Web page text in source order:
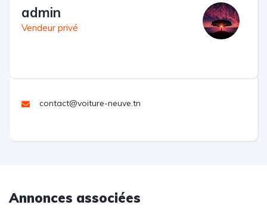
admin
Vendeur privé
contact@voiture-neuve.tn
Annonces associées